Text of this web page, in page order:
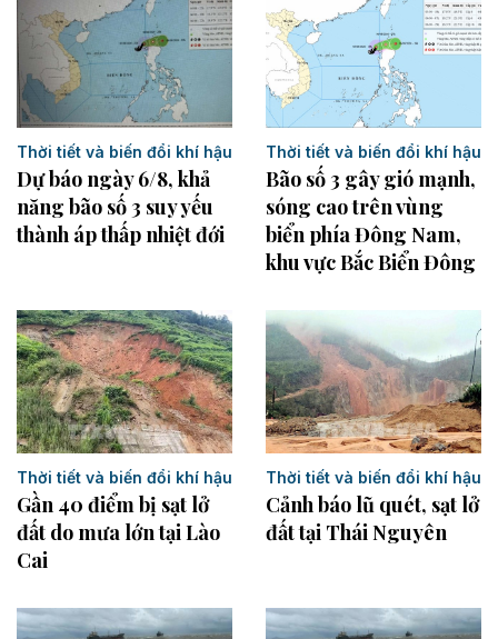
Thời tiết và biến đổi khí hậu
Dự báo ngày 6/8, khả
năng bão số 3 suy yếu
thành áp thấp nhiệt đới
Thời tiết và biến đổi khí hậu
Bão số 3 gây gió mạnh,
sóng cao trên vùng
biển phía Đông Nam,
khu vực Bắc Biển Đông
Thời tiết và biến đổi khí hậu
Gần 40 điểm bị sạt lở
đất do mưa lớn tại Lào
Cai
Thời tiết và biến đổi khí hậu
Cảnh báo lũ quét, sạt lở
đất tại Thái Nguyên ​